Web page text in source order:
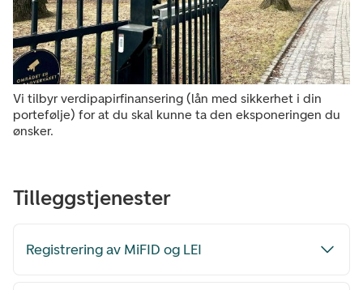
Vi tilbyr verdipapirfinansering (lån med sikkerhet i din
portefølje) for at du skal kunne ta den eksponeringen du
ønsker.
Tilleggstjenester
Registrering av MiFID og LEI